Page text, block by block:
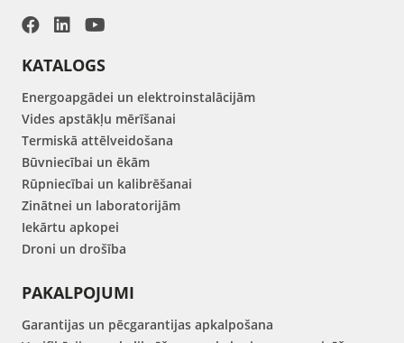
KATALOGS
Energoapgādei un elektroinstalācijām
Vides apstākļu mērīšanai
Termiskā attēlveidošana
Būvniecībai un ēkām
Rūpniecībai un kalibrēšanai
Zinātnei un laboratorijām
Iekārtu apkopei
Droni un drošība
PAKALPOJUMI
Garantijas un pēcgarantijas apkalpošana